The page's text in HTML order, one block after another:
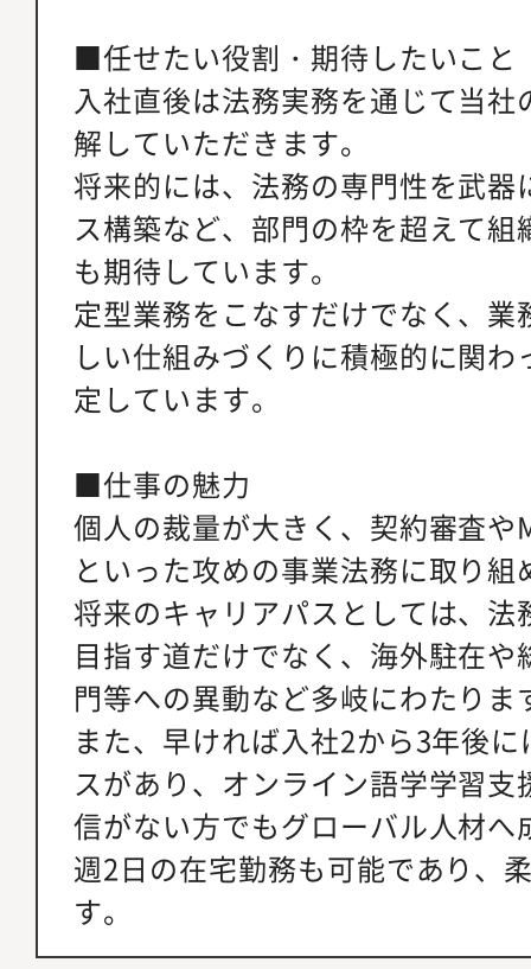
■任せたい役割・期待したいこと
入社直後は法務実務を通じて当
解していただきます。
将来的には、法務の専門性を武
ス構築など、部門の枠を超えて
も期待しています。
定型業務をこなすだけでなく、
しい仕組みづくりに積極的に関
定しています。
■仕事の魅力
個人の裁量が大きく、契約審査や
といった攻めの事業法務に取り組
将来のキャリアパスとしては、
目指す道だけでなく、海外駐在
門等への異動など多岐にわたりま
また、早ければ入社2から3年後
スがあり、オンライン語学学習
信がない方でもグローバル人材へ
週2日の在宅勤務も可能であり、
す。